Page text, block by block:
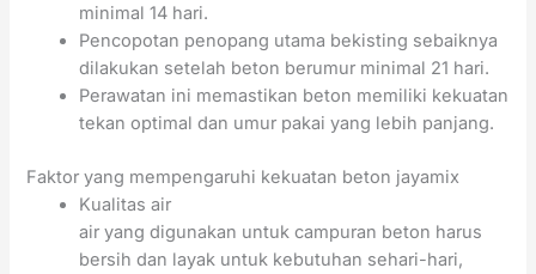
minimal 14 hari.
Pencopotan penopang utama bekisting sebaiknya
dilakukan setelah beton berumur minimal 21 hari.
Perawatan ini memastikan beton memiliki kekuatan
tekan optimal dan umur pakai yang lebih panjang.
Faktor yang mempengaruhi kekuatan beton jayamix
Kualitas air
air yang digunakan untuk campuran beton harus
bersih dan layak untuk kebutuhan sehari-hari,